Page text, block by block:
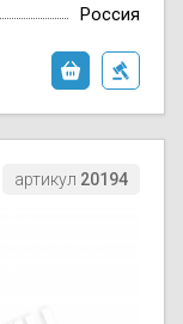
Россия
артикул 20194